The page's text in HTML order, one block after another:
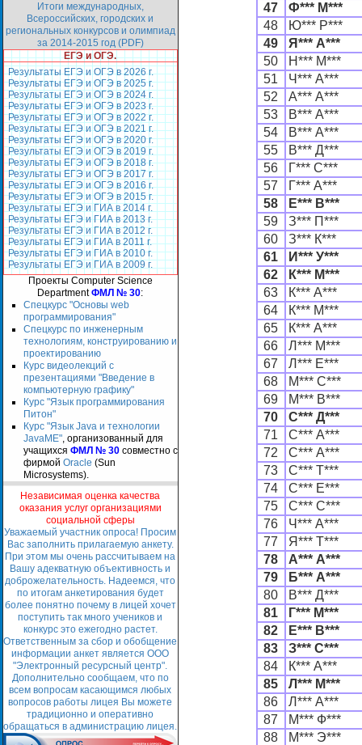
Итоги международных,
Всероссийских, городских и
региональных конкурсов и олимпиад
за 2014-2015 год (PDF)
ЕГЭ и ОГЭ.
Результаты ЕГЭ и ОГЭ в 2026 г.
Результаты ЕГЭ и ОГЭ в 2025 г.
Результаты ЕГЭ и ОГЭ в 2024 г.
Результаты ЕГЭ и ОГЭ в 2023 г.
Результаты ЕГЭ и ОГЭ в 2022 г.
Результаты ЕГЭ и ОГЭ в 2021 г.
Результаты ЕГЭ и ОГЭ в 2020 г.
Результаты ЕГЭ и ОГЭ в 2019 г.
Результаты ЕГЭ и ОГЭ в 2018 г.
Результаты ЕГЭ и ОГЭ в 2017 г.
Результаты ЕГЭ и ОГЭ в 2016 г.
Результаты ЕГЭ и ОГЭ в 2015 г.
Результаты ЕГЭ и ГИА в 2014 г.
Результаты ЕГЭ и ГИА в 2013 г.
Результаты ЕГЭ и ГИА в 2012 г.
Результаты ЕГЭ и ГИА в 2011 г.
Результаты ЕГЭ и ГИА в 2010 г.
Результаты ЕГЭ и ГИА в 2009 г.
Проекты Computer Science
DepartmentФМЛ № 30:
Спецкурс "Основы web
программирования"
Спецкурс по инженерным
технологиям, конструированию и
проектированию
Курс видеолекций с
презентациями "Введение в
компьютерную графику"
Курс "Язык программирования
Питон"
Курс "Язык Java и технологии
JavaME", организованный для
учащихся ФМЛ № 30 совместно с
фирмой Oracle (Sun
Microsystems).
Независимая оценка качества
оказания услуг организациями
социальной сферы
Уважаемый участник опроса! Просим
Вас заполнить прилагаемую анкету.
При этом мы очень рассчитываем на
Вашу адекватную объективность и
доброжелательность. Надеемся, что
по итогам анкетирования будет
более понятно почему в лицей хочет
поступить так много учеников и
конкурс это ежегодно растет.
Ответственным за сбор и обобщение
информации анкет является ООО
"Электронный ресурсный центр".
Дополнительно сообщаем, что по
всем вопросам касающимся любых
вопросов работы лицея Вы можете
традиционно и оперативно
обращаться в администрацию лицея.
47
Ф*** М***
48
Ю*** Р***
49
Я*** А***
50
Н*** М***
51
Ч*** А***
52
А*** А***
53
В*** А***
54
В*** А***
55
В*** Д***
56
Г*** С***
57
Г*** А***
58
Е*** В***
59
З*** П***
60
З*** К***
61
И*** У***
62
К*** М***
63
К*** А***
64
К*** М***
65
К*** А***
66
Л*** М***
67
Л*** Е***
68
М*** С***
69
М*** В***
70
С*** Д***
71
С*** А***
72
С*** А***
73
С*** Т***
74
С*** Е***
75
С*** С***
76
Ч*** А***
77
Я*** Т***
78
А*** А***
79
Б*** А***
80
В*** Д***
81
Г*** М***
82
Е*** В***
83
З*** С***
84
К*** А***
85
Л*** М***
86
Л*** А***
87
М*** Ф***
88
М*** Э***